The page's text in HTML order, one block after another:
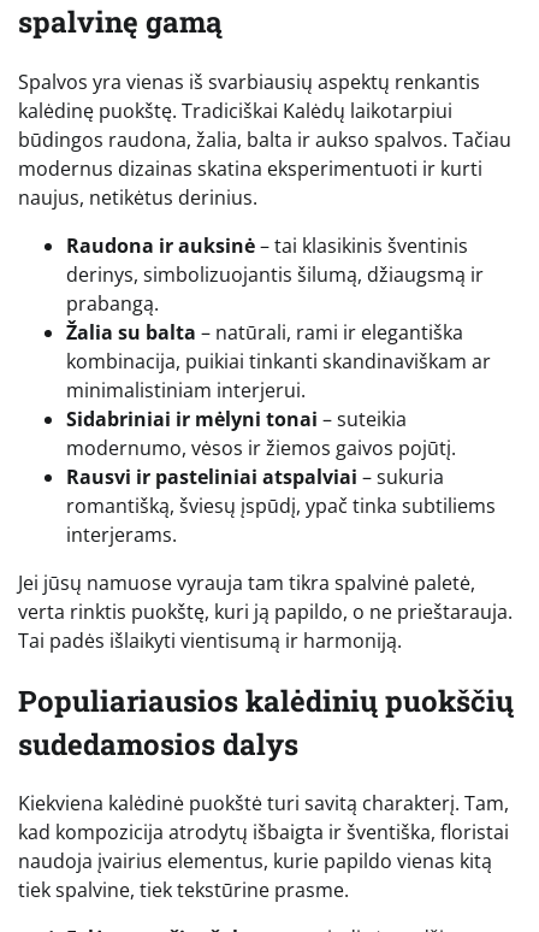
spalvinę gamą
Spalvos yra vienas iš svarbiausių aspektų renkantis
kalėdinę puokštę. Tradiciškai Kalėdų laikotarpiui
būdingos raudona, žalia, balta ir aukso spalvos. Tačiau
modernus dizainas skatina eksperimentuoti ir kurti
naujus, netikėtus derinius.
Raudona ir auksinė– tai klasikinis šventinis
derinys, simbolizuojantis šilumą, džiaugsmą ir
prabangą.
Žalia su balta – natūrali, rami ir elegantiška
kombinacija, puikiai tinkanti skandinaviškam ar
minimalistiniam interjerui.
Sidabriniai ir mėlyni tonai – suteikia
modernumo, vėsos ir žiemos gaivos pojūtį.
Rausvi ir pasteliniai atspalviai – sukuria
romantišką, šviesų įspūdį, ypač tinka subtiliems
interjerams.
Jei jūsų namuose vyrauja tam tikra spalvinė paletė,
verta rinktis puokštę, kuri ją papildo, o ne prieštarauja.
Tai padės išlaikyti vientisumą ir harmoniją.
Populiariausios kalėdinių puokščių
sudedamosios dalys
Kiekviena kalėdinė puokštė turi savitą charakterį. Tam,
kad kompozicija atrodytų išbaigta ir šventiška, floristai
naudoja įvairius elementus, kurie papildo vienas kitą
tiek spalvine, tiek tekstūrine prasme.